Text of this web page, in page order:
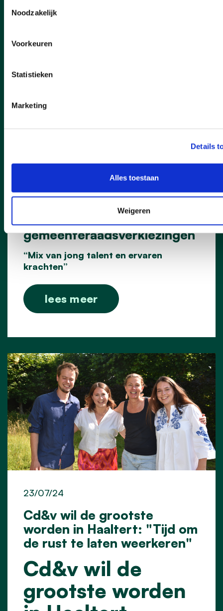
Noodzakelijk
Voorkeuren
Statistieken
Marketing
Details
Alles toestaan
Weigeren
Nieuws
CD&V maakt kandidaten
bekend voor
gemeenteraadsverkiezingen
“Mix van jong talent en ervaren
krachten”
lees meer
Cd&v wil de grootste
worden in Haaltert: "Tijd om
de rust te laten weerkeren"
23/07/24
Cd&v wil de
grootste worden